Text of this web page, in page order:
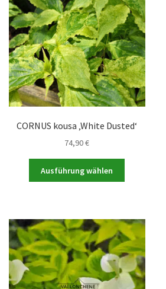
Optionen
können
auf
der
Produktseite
gewählt
werden
CORNUS kousa ‚White Dusted‘
74,90€
Ausführung wählen
Varianten
auf.
Die
Optionen
können
auf